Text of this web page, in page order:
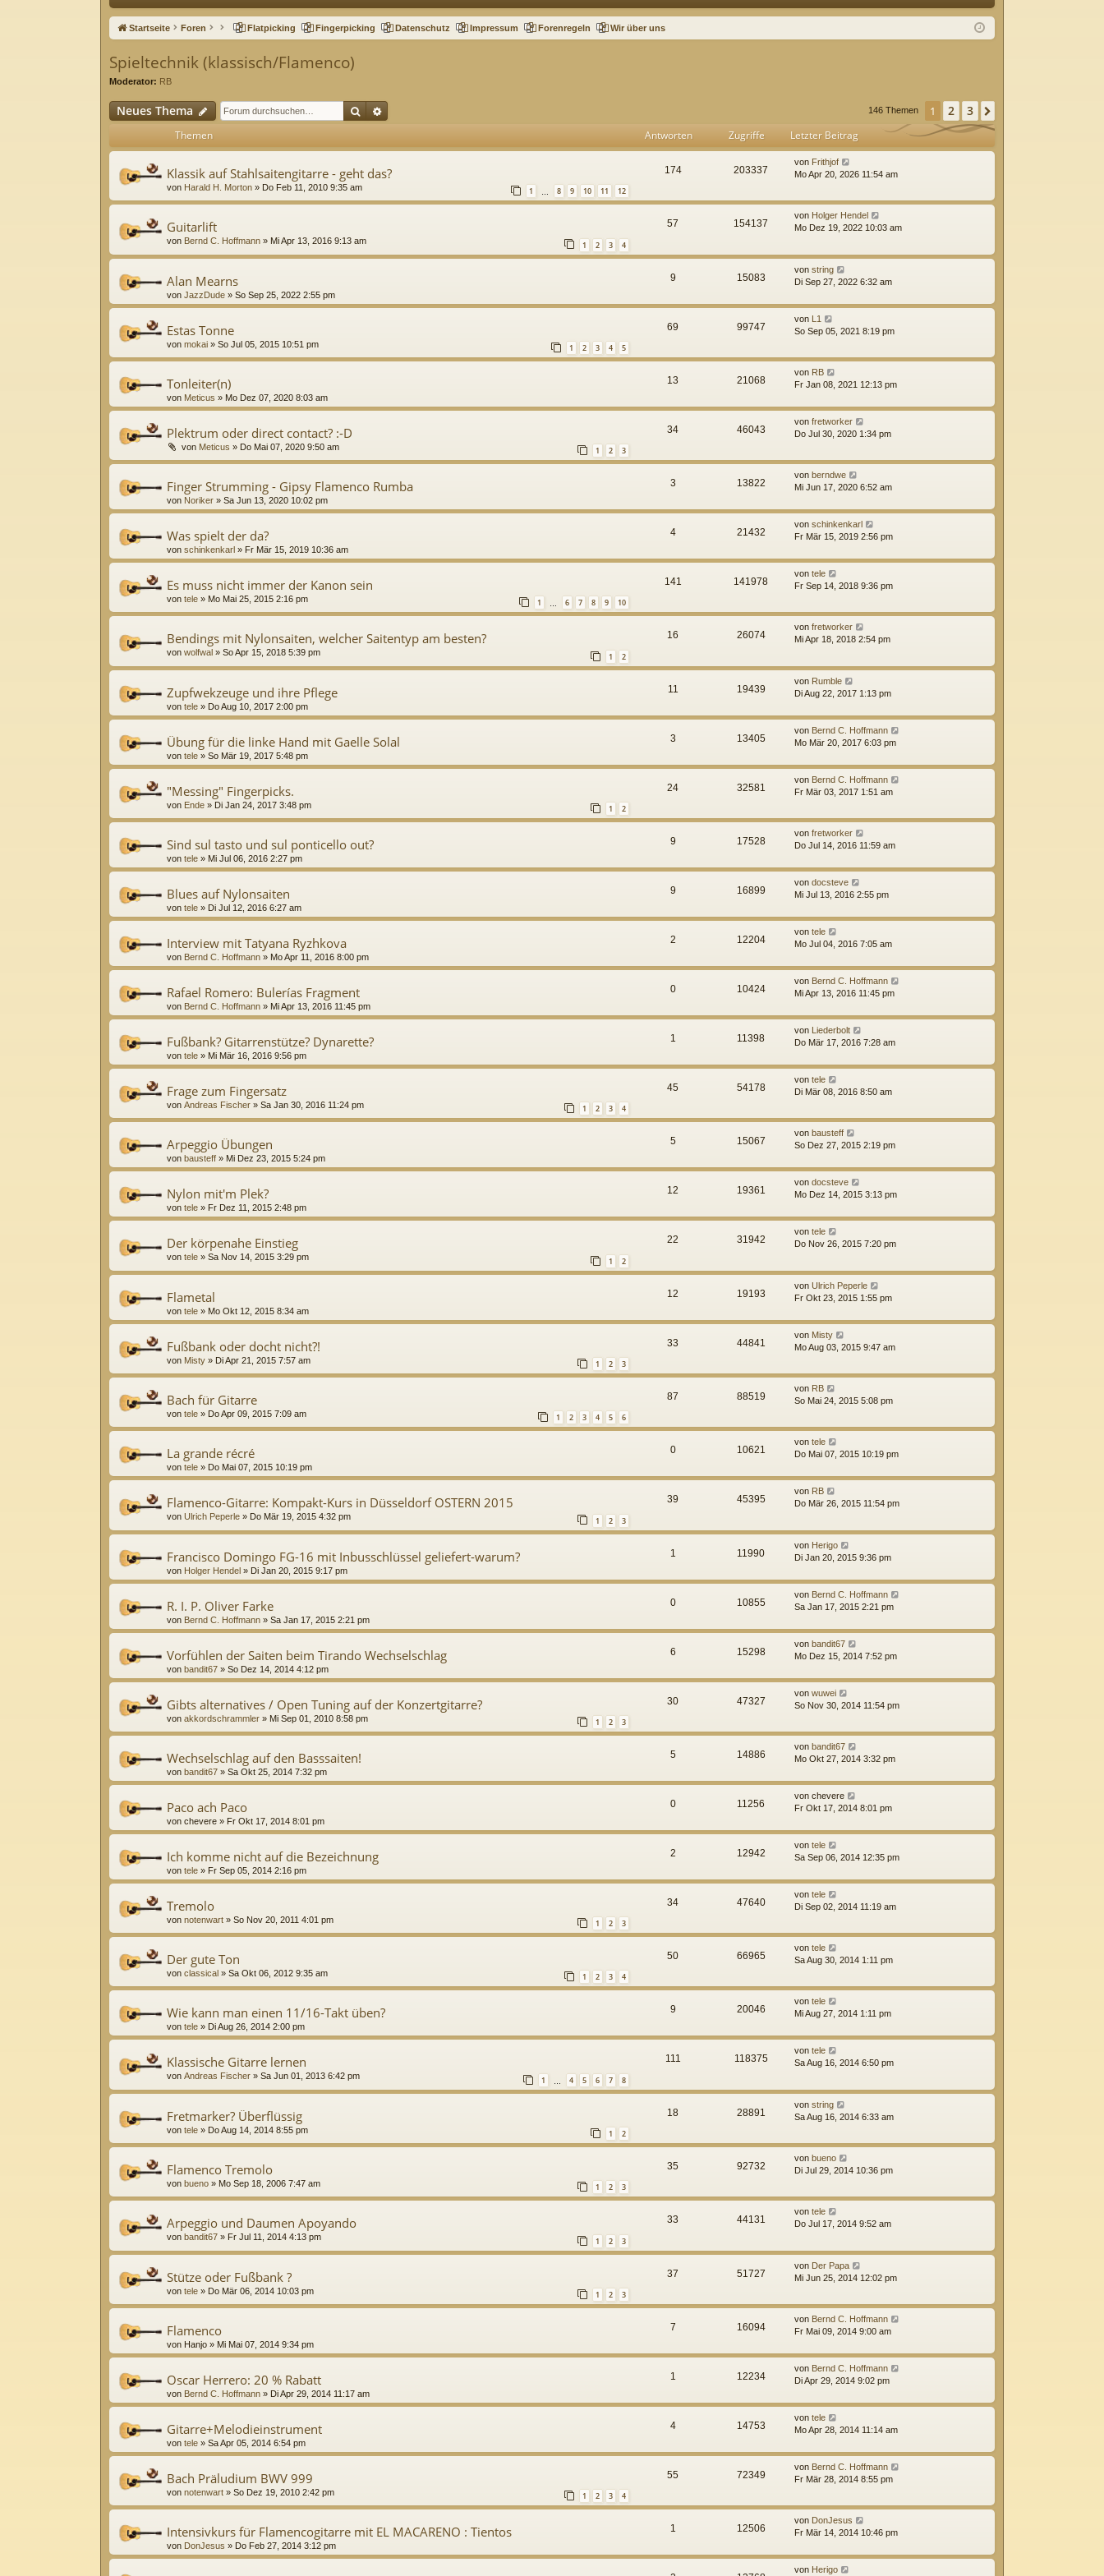
ne
ug
Q m ist
Startseite Foren Flatpicking Fingerpicking Datenschutz Impressum Forenregeln Wir über uns
Spieltechnik (klassisch/Flamenco)
Moderator: RB
Neues Thema SucheErweiterte Suche 146 Themen 1 2 3
Themen Antworten Zugriffe Letzter Beitrag
Klassik auf Stahlsaitengitarre - geht das?
von Harald H. Morton » Do Feb 11, 2010 9:35 am 1 … 8 9 10 11 12
174 203337
von Frithjof
Mo Apr 20, 2026 11:54 am
Guitarlift
von Bernd C. Hoffmann » Mi Apr 13, 2016 9:13 am 1 2 3 4
57 154137
von Holger Hendel
Mo Dez 19, 2022 10:03 am
Alan Mearns
von JazzDude » So Sep 25, 2022 2:55 pm
9 15083
von string
Di Sep 27, 2022 6:32 am
Estas Tonne
von mokai » So Jul 05, 2015 10:51 pm 1 2 3 4 5
69 99747
von L1
So Sep 05, 2021 8:19 pm
Tonleiter(n)
von Meticus » Mo Dez 07, 2020 8:03 am
13 21068
von RB
Fr Jan 08, 2021 12:13 pm
Plektrum oder direct contact? :-D
von Meticus » Do Mai 07, 2020 9:50 am 1 2 3
34 46043
von fretworker
Do Jul 30, 2020 1:34 pm
Finger Strumming - Gipsy Flamenco Rumba
von Noriker » Sa Jun 13, 2020 10:02 pm
3 13822
von berndwe
Mi Jun 17, 2020 6:52 am
Was spielt der da?
von schinkenkarl » Fr Mär 15, 2019 10:36 am
4 21432
von schinkenkarl
Fr Mär 15, 2019 2:56 pm
Es muss nicht immer der Kanon sein
von tele » Mo Mai 25, 2015 2:16 pm 1 … 6 7 8 9 10
141 141978
von tele
Fr Sep 14, 2018 9:36 pm
Bendings mit Nylonsaiten, welcher Saitentyp am besten?
von wolfwal » So Apr 15, 2018 5:39 pm 1 2
16 26074
von fretworker
Mi Apr 18, 2018 2:54 pm
Zupfwekzeuge und ihre Pflege
von tele » Do Aug 10, 2017 2:00 pm
11 19439
von Rumble
Di Aug 22, 2017 1:13 pm
Übung für die linke Hand mit Gaelle Solal
von tele » So Mär 19, 2017 5:48 pm
3 13405
von Bernd C. Hoffmann
Mo Mär 20, 2017 6:03 pm
"Messing" Fingerpicks.
von Ende » Di Jan 24, 2017 3:48 pm 1 2
24 32581
von Bernd C. Hoffmann
Fr Mär 03, 2017 1:51 am
Sind sul tasto und sul ponticello out?
von tele » Mi Jul 06, 2016 2:27 pm
9 17528
von fretworker
Do Jul 14, 2016 11:59 am
Blues auf Nylonsaiten
von tele » Di Jul 12, 2016 6:27 am
9 16899
von docsteve
Mi Jul 13, 2016 2:55 pm
Interview mit Tatyana Ryzhkova
von Bernd C. Hoffmann » Mo Apr 11, 2016 8:00 pm
2 12204
von tele
Mo Jul 04, 2016 7:05 am
Rafael Romero: Bulerías Fragment
von Bernd C. Hoffmann » Mi Apr 13, 2016 11:45 pm
0 10424
von Bernd C. Hoffmann
Mi Apr 13, 2016 11:45 pm
Fußbank? Gitarrenstütze? Dynarette?
von tele » Mi Mär 16, 2016 9:56 pm
1 11398
von Liederbolt
Do Mär 17, 2016 7:28 am
Frage zum Fingersatz
von Andreas Fischer » Sa Jan 30, 2016 11:24 pm 1 2 3 4
45 54178
von tele
Di Mär 08, 2016 8:50 am
Arpeggio Übungen
von bausteff » Mi Dez 23, 2015 5:24 pm
5 15067
von bausteff
So Dez 27, 2015 2:19 pm
Nylon mit'm Plek?
von tele » Fr Dez 11, 2015 2:48 pm
12 19361
von docsteve
Mo Dez 14, 2015 3:13 pm
Der körpenahe Einstieg
von tele » Sa Nov 14, 2015 3:29 pm 1 2
22 31942
von tele
Do Nov 26, 2015 7:20 pm
Flametal
von tele » Mo Okt 12, 2015 8:34 am
12 19193
von Ulrich Peperle
Fr Okt 23, 2015 1:55 pm
Fußbank oder docht nicht?!
von Misty » Di Apr 21, 2015 7:57 am 1 2 3
33 44841
von Misty
Mo Aug 03, 2015 9:47 am
Bach für Gitarre
von tele » Do Apr 09, 2015 7:09 am 1 2 3 4 5 6
87 88519
von RB
So Mai 24, 2015 5:08 pm
La grande récré
von tele » Do Mai 07, 2015 10:19 pm
0 10621
von tele
Do Mai 07, 2015 10:19 pm
Flamenco-Gitarre: Kompakt-Kurs in Düsseldorf OSTERN 2015
von Ulrich Peperle » Do Mär 19, 2015 4:32 pm 1 2 3
39 45395
von RB
Do Mär 26, 2015 11:54 pm
Francisco Domingo FG-16 mit Inbusschlüssel geliefert-warum?
von Holger Hendel » Di Jan 20, 2015 9:17 pm
1 11990
von Herigo
Di Jan 20, 2015 9:36 pm
R. I. P. Oliver Farke
von Bernd C. Hoffmann » Sa Jan 17, 2015 2:21 pm
0 10855
von Bernd C. Hoffmann
Sa Jan 17, 2015 2:21 pm
Vorfühlen der Saiten beim Tirando Wechselschlag
von bandit67 » So Dez 14, 2014 4:12 pm
6 15298
von bandit67
Mo Dez 15, 2014 7:52 pm
Gibts alternatives / Open Tuning auf der Konzertgitarre?
von akkordschrammler » Mi Sep 01, 2010 8:58 pm 1 2 3
30 47327
von wuwei
So Nov 30, 2014 11:54 pm
Wechselschlag auf den Basssaiten!
von bandit67 » Sa Okt 25, 2014 7:32 pm
5 14886
von bandit67
Mo Okt 27, 2014 3:32 pm
Paco ach Paco
von chevere » Fr Okt 17, 2014 8:01 pm
0 11256
von chevere
Fr Okt 17, 2014 8:01 pm
Ich komme nicht auf die Bezeichnung
von tele » Fr Sep 05, 2014 2:16 pm
2 12942
von tele
Sa Sep 06, 2014 12:35 pm
Tremolo
von notenwart » So Nov 20, 2011 4:01 pm 1 2 3
34 47640
von tele
Di Sep 02, 2014 11:19 am
Der gute Ton
von classical » Sa Okt 06, 2012 9:35 am 1 2 3 4
50 66965
von tele
Sa Aug 30, 2014 1:11 pm
Wie kann man einen 11/16-Takt üben?
von tele » Di Aug 26, 2014 2:00 pm
9 20046
von tele
Mi Aug 27, 2014 1:11 pm
Klassische Gitarre lernen
von Andreas Fischer » Sa Jun 01, 2013 6:42 pm 1 4 5 6 7 8
111 118375
von tele
Sa Aug 16, 2014 6:50 pm
Fretmarker? Überflüssig
von tele » Do Aug 14, 2014 8:55 pm 1 2
18 28891
von string
Sa Aug 16, 2014 6:33 am
Flamenco Tremolo
von bueno » Mo Sep 18, 2006 7:47 am 1 2 3
35 92732
von bueno
Di Jul 29, 2014 10:36 pm
Arpeggio und Daumen Apoyando
von bandit67 » Fr Jul 11, 2014 4:13 pm 1 2 3
33 44131
von tele
Do Jul 17, 2014 9:52 am
Stütze oder Fußbank ?
von tele » Do Mär 06, 2014 10:03 pm 1 2 3
37 51727
von Der Papa
Mi Jun 25, 2014 12:02 pm
Flamenco
von Hanjo » Mi Mai 07, 2014 9:34 pm
7 16094
von Bernd C. Hoffmann
Fr Mai 09, 2014 9:00 am
Oscar Herrero: 20 % Rabatt
von Bernd C. Hoffmann » Di Apr 29, 2014 11:17 am
1 12234
von Bernd C. Hoffmann
Di Apr 29, 2014 9:02 pm
Gitarre+Melodieinstrument
von tele » Sa Apr 05, 2014 6:54 pm
4 14753
von tele
Mo Apr 28, 2014 11:14 am
Bach Präludium BWV 999
von notenwart » So Dez 19, 2010 2:42 pm 1 2 3 4
55 72349
von Bernd C. Hoffmann
Fr Mär 28, 2014 8:55 pm
Intensivkurs für Flamencogitarre mit EL MACARENO : Tientos
von DonJesus » Do Feb 27, 2014 3:12 pm
1 12506
von DonJesus
Fr Mär 14, 2014 10:46 pm
von Herigo